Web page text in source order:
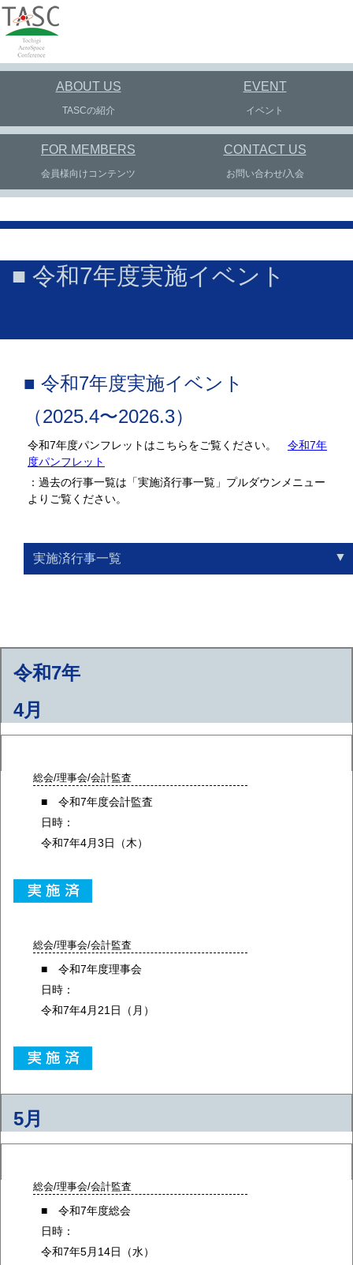
ABOUT US
TASCの紹介
EVENT
イベント
FOR MEMBERS
会員様向けコンテンツ
CONTACT US
お問い合わせ/入会
■ 令和7年度実施イベント
■ 令和7年度実施イベント
（2025.4〜2026.3）
令和7年度パンフレットはこちらをご覧ください。 令和7年
度パンフレット
：過去の行事一覧は「実施済行事一覧」プルダウンメニュー
よりご覧ください。
実施済行事一覧
令和7年
4月
総会/理事会/会計監査
■ 令和7年度会計監査
日時：
令和7年4月3日（木）
総会/理事会/会計監査
■ 令和7年度理事会
日時：
令和7年4月21日（月）
5月
総会/理事会/会計監査
■ 令和7年度総会
日時：
令和7年5月14日（水）